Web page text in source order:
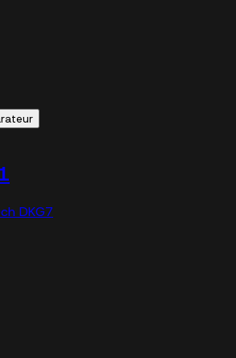
DKG7